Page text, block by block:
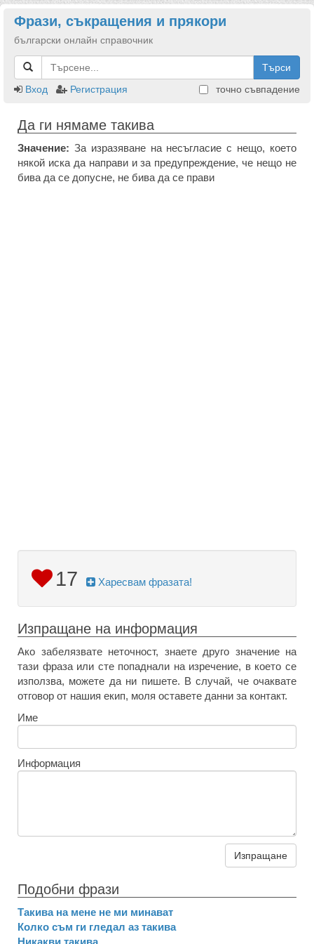
Фрази, съкращения и прякори
български онлайн справочник
Търси
Вход
Регистрация точно съвпадение
Да ги нямаме такива
Значение: За изразяване на несъгласие с нещо, което
някой иска да направи и за предупреждение, че нещо не
бива да се допусне, не бива да се прави
17 Харесвам фразата!
Изпращане на информация
Ако забелязвате неточност, знаете друго значение на
тази фраза или сте попаднали на изречение, в което се
използва, можете да ни пишете. В случай, че очаквате
отговор от нашия екип, моля оставете данни за контакт.
Име
Информация
Изпращане
Подобни фрази
Такива на мене не ми минават
Колко съм ги гледал аз такива
Никакви такива